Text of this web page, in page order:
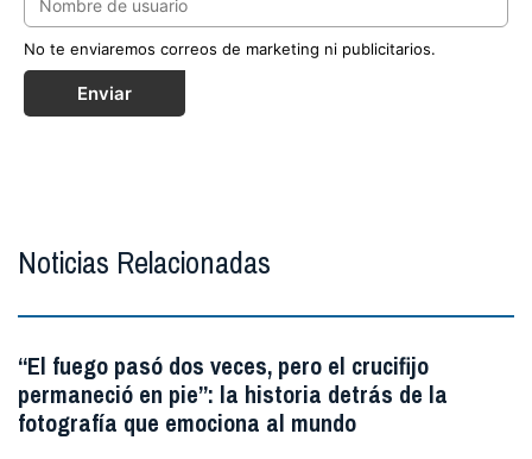
No te enviaremos correos de marketing ni publicitarios.
Enviar
Noticias Relacionadas
“El fuego pasó dos veces, pero el crucifijo
permaneció en pie”: la historia detrás de la
fotografía que emociona al mundo